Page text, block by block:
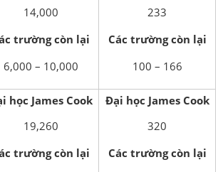
14,000
trường còn lại
6,000 – 10,000
233
Các trường còn lại
100 – 166
học James Cook
19,260
trường còn lại
Đại học James Cook
320
Các trường còn lại